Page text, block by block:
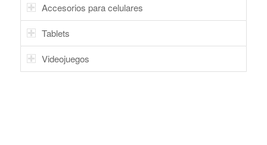
Accesorios para celulares
Tablets
Videojuegos